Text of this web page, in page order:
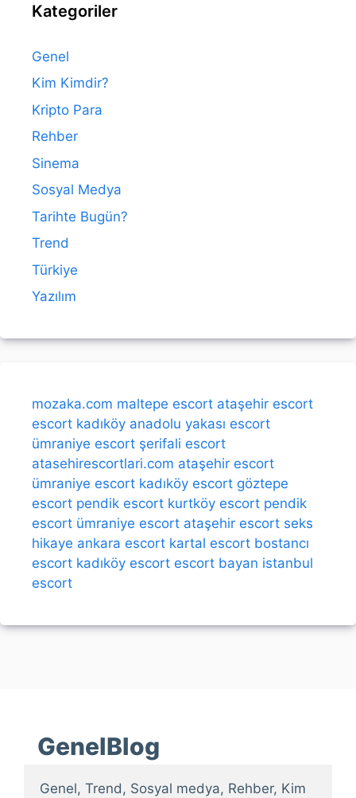
Kategoriler
Genel
Kim Kimdir?
Kripto Para
Rehber
Sinema
Sosyal Medya
Tarihte Bugün?
Trend
Türkiye
Yazılım
mozaka.com maltepe escort ataşehir escort
escort kadıköy anadolu yakası escort
ümraniye escort şerifali escort
atasehirescortlari.com ataşehir escort
ümraniye escort kadıköy escort göztepe
escort pendik escort kurtköy escort pendik
escort ümraniye escort ataşehir escort seks
hikaye ankara escort kartal escort bostancı
escort kadıköy escort escort bayan istanbul
escort
GenelBlog
Genel, Trend, Sosyal medya, Rehber, Kim